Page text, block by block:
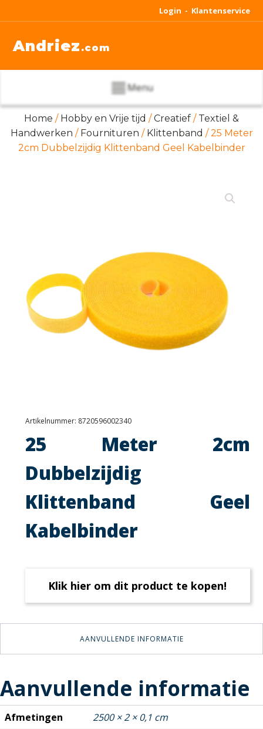
Login - Klantenservice
Andriez .com
Menu
Home / Hobby en Vrije tijd /Creatief / Textiel &
Handwerken / Fournituren / Klittenband / 25 Meter
2cm Dubbelzijdig Klittenband Geel Kabelbinder
Artikelnummer: 8720596002340
25 Meter 2cm
Dubbelzijdig
Klittenband Geel
Kabelbinder
Klik hier om dit product te kopen!
AANVULLENDE INFORMATIE
Aanvullende informatie
Afmetingen 2500 × 2 × 0,1 cm